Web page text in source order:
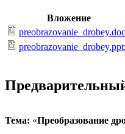
Вложение
Тема: «Преобразование